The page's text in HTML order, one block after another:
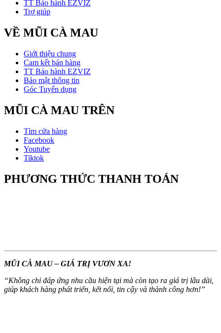
TT Bảo hành EZVIZ
Trợ giúp
VỀ MŨI CÀ MAU
Giới thiệu chung
Cam kết bán hàng
TT Bảo hành EZVIZ
Bảo mật thông tin
Góc Tuyển dụng
MŨI CÀ MAU TRÊN
Tìm cửa hàng
Facebook
Youtube
Tiktok
PHƯƠNG THỨC THANH TOÁN
MŨI CÀ MAU – GIÁ TRỊ VƯƠN XA!
“Không chỉ đáp ứng nhu cầu hiện tại mà còn tạo ra giá trị lâu dài,
giúp khách hàng phát triển, kết nối, tin cậy và thành công hơn!”